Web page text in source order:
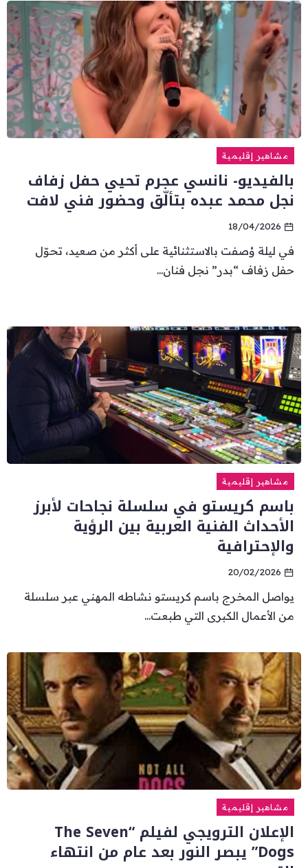
مشاهير إقليمية
بالفيديو- نانسي عجرم تحيي حفل زفاف
نجل محمد عبده بتألّق وحضور فني لافت
18/04/2026
في ليلة وُصفت بالاستثنائية على أكثر من صعيد، تحوّل
حفل زفاف “بدر” نجل فنان...
مشاهير إقليمية
باسم كريستو في سلسلة نجاحات لأبرز
الأحداث الفنية العربية بين الرؤية
والإحترافية
20/02/2026
يواصل المخرج باسم كريستو نشاطه المهني عبر سلسلة
من الأعمال الكبرى التي طبعت...
مشاهير إقليمية
الإعلان الترويجي لفيلم “The Seven
Dogs” يبصر النور بعد عام من انتهاء